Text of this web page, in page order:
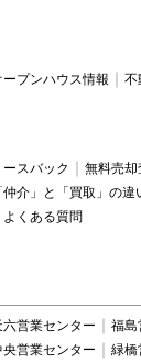
ープンハウス情報
不
ースバック
無料売却
仲介」と「買取」の違
よくある質問
六営業センター
福島
央営業センター
緑橋